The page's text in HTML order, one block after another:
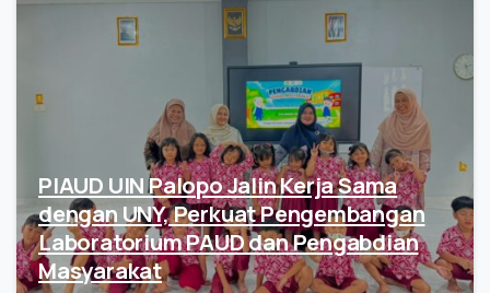
PIAUD UIN Palopo Jalin Kerja Sama
dengan UNY, Perkuat Pengembangan
Laboratorium PAUD dan Pengabdian
Masyarakat